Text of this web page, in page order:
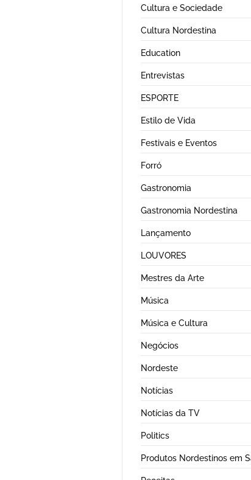
Cultura e Sociedade
Cultura Nordestina
Education
Entrevistas
ESPORTE
Estilo de Vida
Festivais e Eventos
Forró
Gastronomia
Gastronomia Nordestina
Lançamento
LOUVORES
Mestres da Arte
Música
Música e Cultura
Negócios
Nordeste
Notícias
Notícias da TV
Politics
Produtos Nordestinos em